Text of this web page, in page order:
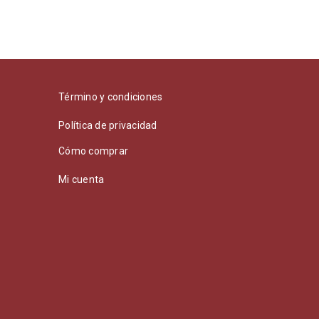
Término y condiciones
Política de privacidad
Cómo comprar
Mi cuenta